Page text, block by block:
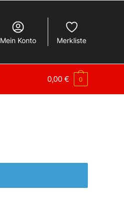
Mein Konto Merkliste
0,00€ 0